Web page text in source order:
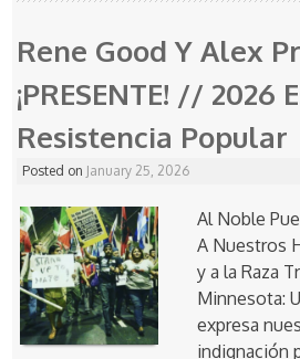
Rene Good Y Alex
¡PRESENTE! // 2026
Resistencia Popular
Posted on January 25, 2026
Al Noble
A Nuestros
y a la Raza
Minnesota:
expresa
indignación